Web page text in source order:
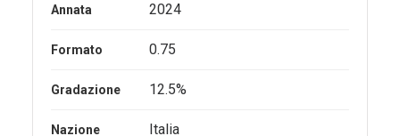
Annata 2024
Formato 0.75
Gradazione 12.5%
Nazione Italia